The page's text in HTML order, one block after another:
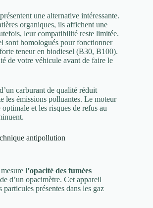
une alternative intéressante.
organiques, ils affichent une
leur compatibilité reste limitée.
sont homologués pour fonctionner
teneur en biodiesel (B30, B100).
de votre véhicule avant de faire le
carburant de qualité réduit
les émissions polluantes. Le moteur
et les risques de refus au
antipollution
l’opacité des fumées
d’un opacimètre. Cet appareil
présentes dans les gaz